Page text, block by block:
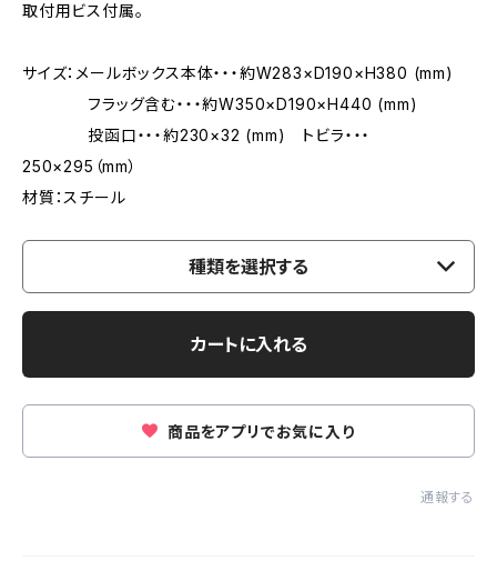
取付用ビス付属。
サイズ：メールボックス本体・・・約W283×D190×H380 (mm)
フラッグ含む・・・約W350×D190×H440 (mm)
投函口・・・約230×32 (mm) トビラ・・・
250×295（mm）
材質：スチール
種類を選択する
カートに入れる
商品をアプリでお気に入り
通報する